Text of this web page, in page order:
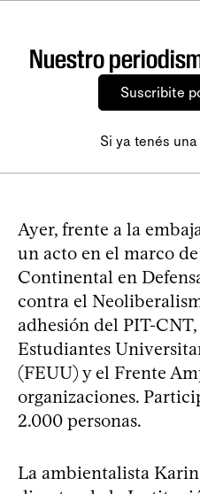
Nuestro
Suscribite
Si ya tenés
Ayer, frente a la
un acto en el marco
Continental en
contra el
adhesión del PIT-
Estudiantes
(FEUU) y el Frente
organizaciones.
2.000 personas.
La ambientalista Karin